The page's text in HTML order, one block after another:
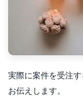
実際に案件を受注
お伝えします。